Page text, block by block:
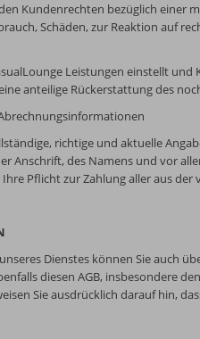
Kundenrechten bezüglich einer
Schäden, zur Reaktion auf
Leistungen einstellt
anteilige Rückerstattung des
richtige und aktuelle
Anschrift, des Namens und vor
Pflicht zur Zahlung aller aus
Dienstes können Sie auch
diesen AGB, insbesondere
Sie ausdrücklich darauf hin,